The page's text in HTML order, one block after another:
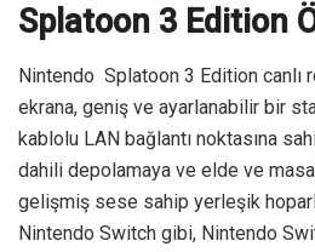
Splatoon 3 Edition
Nintendo Splatoon 3 Edition canlı
ekrana, geniş ve ayarlanabilir bir
kablolu LAN bağlantı noktasına
dahili depolamaya ve elde ve
gelişmiş sese sahip yerleşik
Nintendo Switch gibi, Nintendo